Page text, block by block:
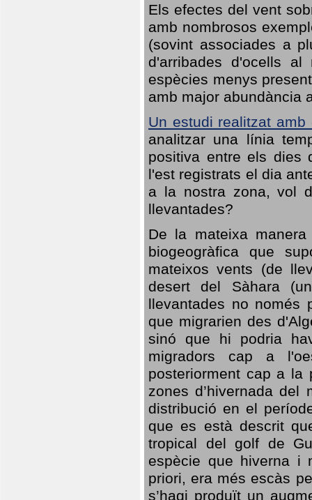
Els efectes del vent
amb nombrosos
(sovint associades a
d'arribades d'ocells
espècies menys
amb major abundància
Un estudi realitzat amb
analitzar una línia
positiva entre els dies
l'est registrats el dia
a la nostra zona, vol
llevantades?
De la mateixa
biogeogràfica que
mateixos vents (de
desert del Sàhara
llevantades no només
que migrarien des
sinó que hi podria
migradors cap a
posteriorment cap a la
zones d’hivernada
distribució en el
que es està descrit
tropical del golf de
espècie que hiverna i
priori, era més escàs
s’hagi produït un